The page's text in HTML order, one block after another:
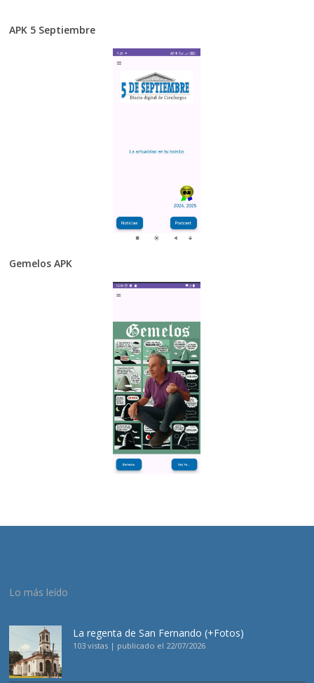
APK 5 Septiembre
Gemelos APK
Lo más leído
La regenta de San Fernando (+Fotos)
103 vistas | publicado el 22/07/2026